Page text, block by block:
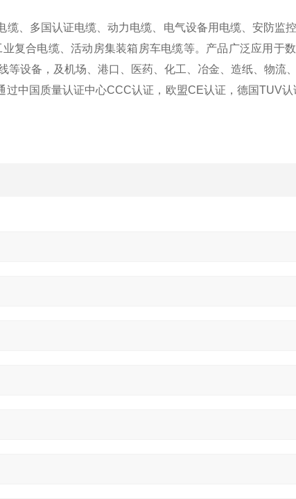
、多国认证电缆、动力电缆、电气设备用电缆、安防监
复合电缆、活动房集装箱房车电缆等。产品广泛应用于数
设备，及机场、港口、医药、化工、冶金、造纸、物流
中国质量认证中心CCC认证，欧盟CE认证，德国TUV认